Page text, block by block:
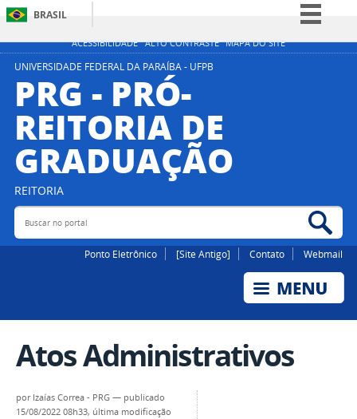
ACESSIBILIDADE ALTO CONTRASTE MAPA DO SITE
BRASIL
Simplifique!
Acesso à informação
UNIVERSIDADE FEDERAL DA PARAÍBA - UFPB
PRG - PRÓ-
REITORIA DE
GRADUAÇÃO
REITORIA
Buscar no portal
Ponto Eletrônico [Site Antigo] Contato Webmail
Atos Administrativos
por Izaías Correa - PRG — publicado
15/08/2022 08h33, última modificação